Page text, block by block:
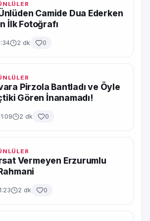
Camide Dua Ederken
İlk Fotoğrafı
2 dk 0
Pirzola Bantladı ve Öyle
Gören İnanamadı!
2 dk 0
Vermeyen Erzurumlu
2 dk 0